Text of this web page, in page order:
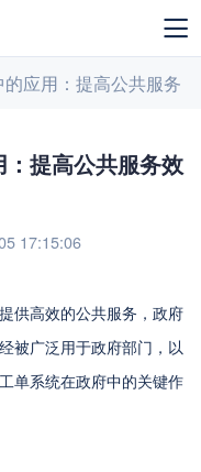
应用：提高公共服务
提高公共服务效
17:15:06
供高效的公共服务，政府
被广泛用于政府部门，以
单系统在政府中的关键作